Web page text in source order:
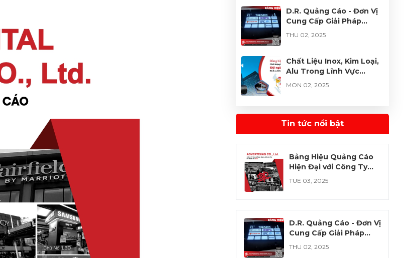
D.R. Quảng Cáo - Đơn Vị
Cung Cấp Giải Pháp
Quảng Cáo Tối Ưu Từ
Acrylic và PVC
THU 02, 2025
Chất Liệu Inox, Kim Loại,
Alu Trong Lĩnh Vực
Quảng Cáo - Độ Bền và
Thẩm Mỹ Vượt Trội
MON 02, 2025
Tiên Phong Với Chất Liệu
Cao Cấp, Đa Dạng Và
THU 02, 2025
Tin tức nổi bật
Bảng Hiệu Quảng Cáo
Hiện Đại với Công Ty
TNHH Bảng Hiệu & Kỹ
Thuật Số D.R.
TUE 03, 2025
D.R. Quảng Cáo - Đơn Vị
Cung Cấp Giải Pháp
Quảng Cáo Tối Ưu Từ
Acrylic và PVC
THU 02, 2025